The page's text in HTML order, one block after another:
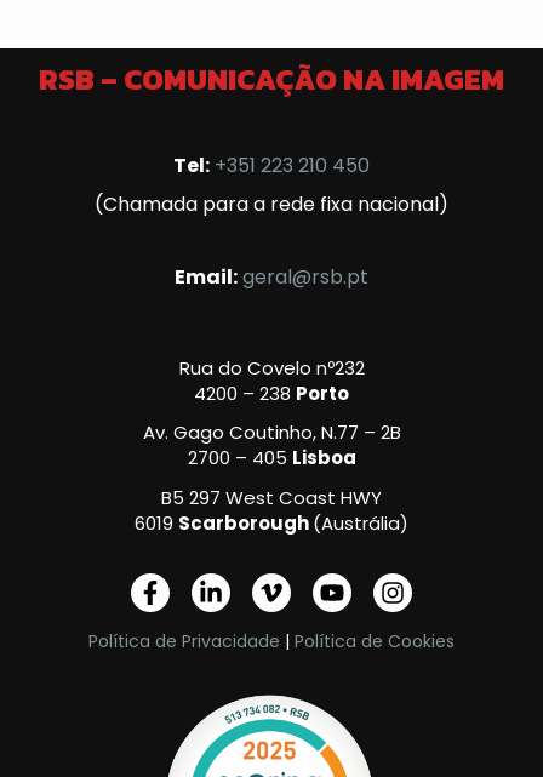
RSB – COMUNICAÇÃO NA IMAGEM
Tel: +351 223 210 450
(Chamada para a rede fixa nacional)
Email:geral@rsb.pt
Rua do Covelo nº232
4200 – 238 Porto
Av. Gago Coutinho, N.77 – 2B
2700 – 405 Lisboa
B5 297 West Coast HWY
6019 Scarborough(Austrália)
F
a
c
e
L
i
n
k
d
n
V
i
m
e
-
v
Y
o
u
t
b
e
I
n
s
t
Política de Privacidade | Política de Cookies